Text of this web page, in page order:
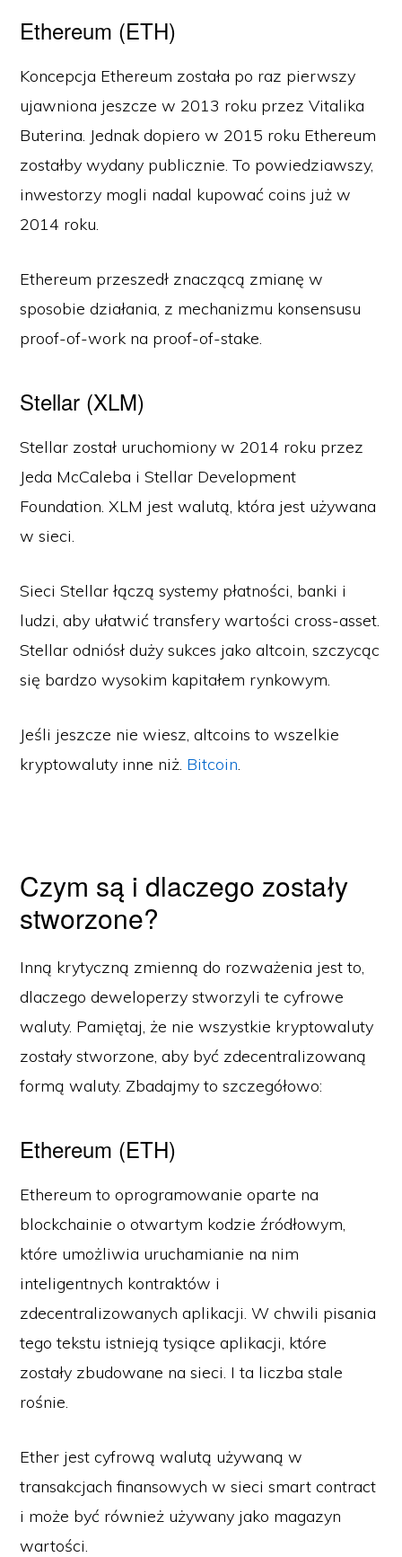
Ethereum (ETH)
Koncepcja Ethereum została po raz pierwszy
ujawniona jeszcze w 2013 roku przez Vitalika
Buterina. Jednak dopiero w 2015 roku Ethereum
zostałby wydany publicznie. To powiedziawszy,
inwestorzy mogli nadal kupować coins już w
2014 roku.
Ethereum przeszedł znaczącą zmianę w
sposobie działania, z mechanizmu konsensusu
proof-of-work na proof-of-stake.
Stellar (XLM)
Stellar został uruchomiony w 2014 roku przez
Jeda McCaleba i Stellar Development
Foundation. XLM jest walutą, która jest używana
w sieci.
Sieci Stellar łączą systemy płatności, banki i
ludzi, aby ułatwić transfery wartości cross-asset.
Stellar odniósł duży sukces jako altcoin, szczycąc
się bardzo wysokim kapitałem rynkowym.
Jeśli jeszcze nie wiesz, altcoins to wszelkie
kryptowaluty inne niż. Bitcoin.
Czym są i dlaczego zostały
stworzone?
Inną krytyczną zmienną do rozważenia jest to,
dlaczego deweloperzy stworzyli te cyfrowe
waluty. Pamiętaj, że nie wszystkie kryptowaluty
zostały stworzone, aby być zdecentralizowaną
formą waluty. Zbadajmy to szczegółowo:
Ethereum (ETH)
Ethereum to oprogramowanie oparte na
blockchainie o otwartym kodzie źródłowym,
które umożliwia uruchamianie na nim
inteligentnych kontraktów i
zdecentralizowanych aplikacji. W chwili pisania
tego tekstu istnieją tysiące aplikacji, które
zostały zbudowane na sieci. I ta liczba stale
rośnie.
Ether jest cyfrową walutą używaną w
transakcjach finansowych w sieci smart contract
i może być również używany jako magazyn
wartości.